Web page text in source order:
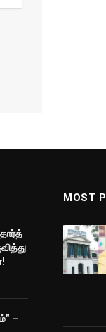
–
MOST